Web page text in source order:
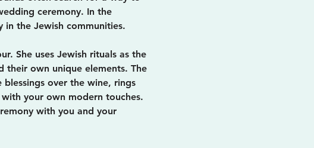
ceremony. In the
the Jewish communities.
She uses Jewish rituals as the
their own unique elements. The
over the wine, rings
your own modern touches.
with you and your